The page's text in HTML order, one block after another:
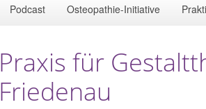
Podcast Osteopathie-Initiative
Praxis für
Friedenau